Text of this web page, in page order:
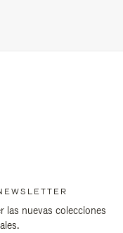
las nuevas colecciones